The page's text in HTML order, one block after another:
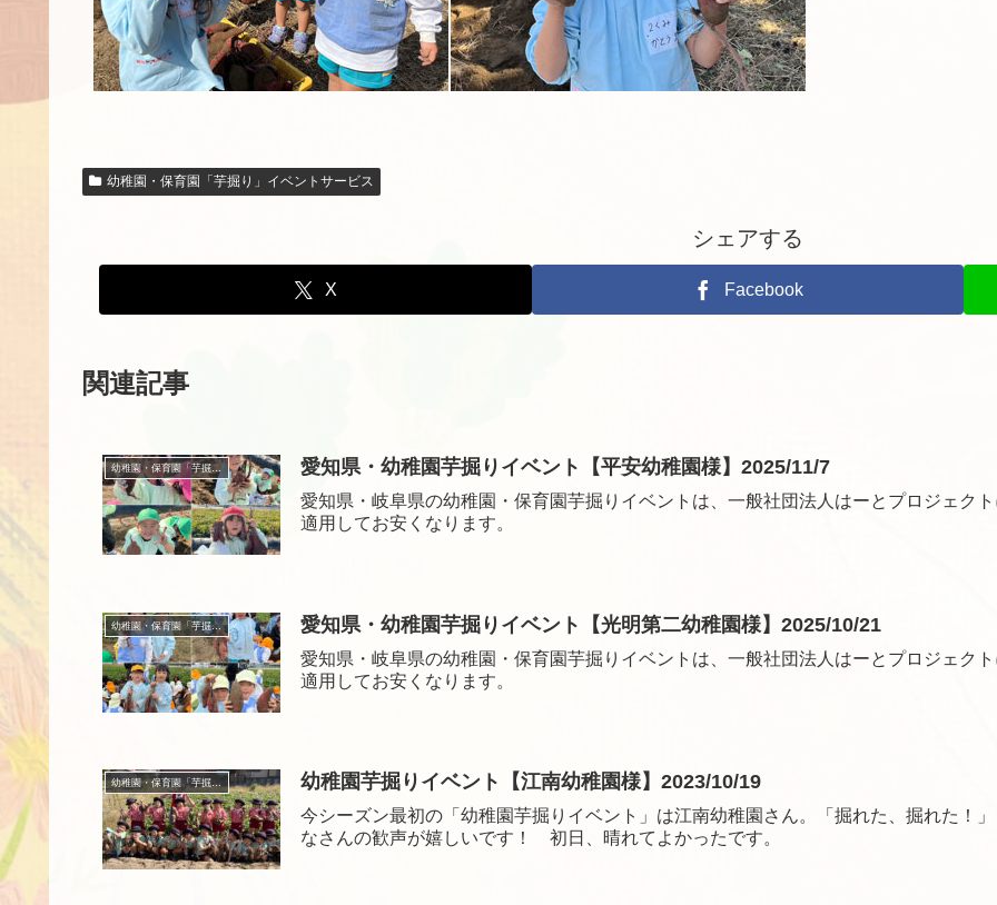
幼稚園・保育園「芋掘り」イベントサービス
シェアする
X Facebook
関連記事
幼稚園・保育園「芋掘り」イベントサービス 愛知県・幼稚園芋掘りイベント【平安幼稚園様】2025/11/7
愛知県・岐阜県の幼稚園・保育園芋掘りイベントは、一般社団法人はーとプロジェク
適用してお安くなります。
幼稚園・保育園「芋掘り」イベントサービス 愛知県・幼稚園芋掘りイベント【光明第二幼稚園様】2025/10/21
愛知県・岐阜県の幼稚園・保育園芋掘りイベントは、一般社団法人はーとプロジェク
適用してお安くなります。
幼稚園・保育園「芋掘り」イベントサービス 幼稚園芋掘りイベント【江南幼稚園様】2023/10/19
今シーズン最初の「幼稚園芋掘りイベント」は江南幼稚園さん。「掘れた、掘れた！
なさんの歓声が嬉しいです！ 初日、晴れてよかったです。